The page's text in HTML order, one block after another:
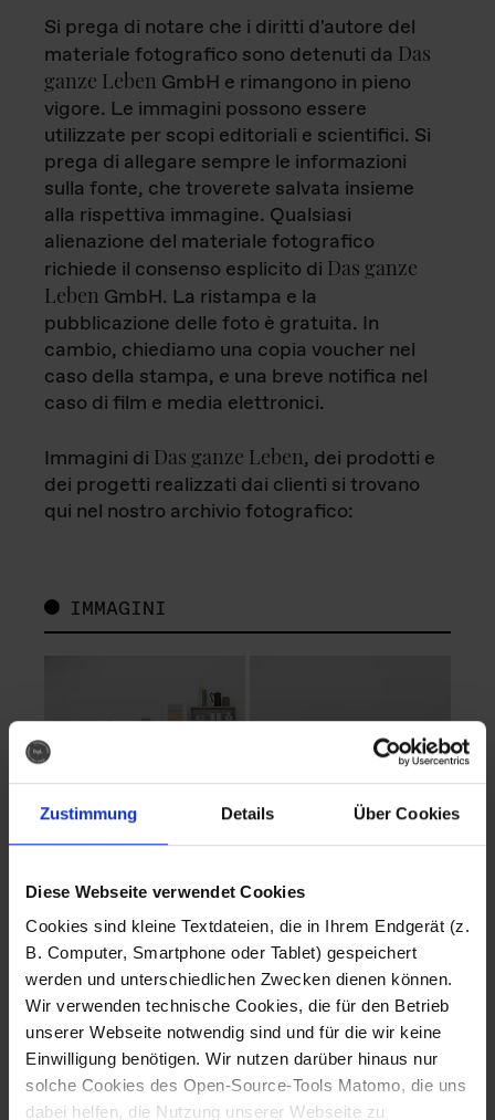
Zustimmung Details Über Cookies
Diese Webseite verwendet Cookies
Cookies sind kleine Textdateien, die in Ihrem Endgerät (z.
B. Computer, Smartphone oder Tablet) gespeichert
werden und unterschiedlichen Zwecken dienen können.
Wir verwenden technische Cookies, die für den Betrieb
unserer Webseite notwendig sind und für die wir keine
Einwilligung benötigen. Wir nutzen darüber hinaus nur
solche Cookies des Open-Source-Tools Matomo, die uns
dabei helfen, die Nutzung unserer Webseite zu
Si prega di notare che i diritti d'autore del
materiale fotografico sono detenuti da Das
ganze Leben GmbH e rimangono in pieno
vigore. Le immagini possono essere
utilizzate per scopi editoriali e scientifici. Si
prega di allegare sempre le informazioni
sulla fonte, che troverete salvata insieme
alla rispettiva immagine. Qualsiasi
alienazione del materiale fotografico
richiede il consenso esplicito di Das ganze
Leben GmbH. La ristampa e la
pubblicazione delle foto è gratuita. In
cambio, chiediamo una copia voucher nel
caso della stampa, e una breve notifica nel
caso di film e media elettronici.
Immagini di Das ganze Leben, dei prodotti e
dei progetti realizzati dai clienti si trovano
qui nel nostro archivio fotografico:
IMMAGINI
Fotografo: Lorenz
Sternbach
Download
Fotografo: Lorenz
Sternbach
Download